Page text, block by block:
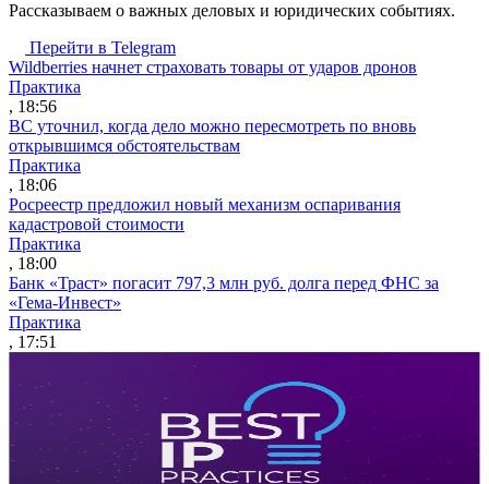
Рассказываем о важных деловых и юридических событиях.
Перейти в Telegram
Wildberries начнет страховать товары от ударов дронов
Практика
, 18:56
ВС уточнил, когда дело можно пересмотреть по вновь
открывшимся обстоятельствам
Практика
, 18:06
Росреестр предложил новый механизм оспаривания
кадастровой стоимости
Практика
, 18:00
Банк «Траст» погасит 797,3 млн руб. долга перед ФНС за
«Гема-Инвест»
Практика
, 17:51